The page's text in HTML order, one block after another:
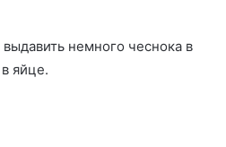
немного чеснока в
яйце.